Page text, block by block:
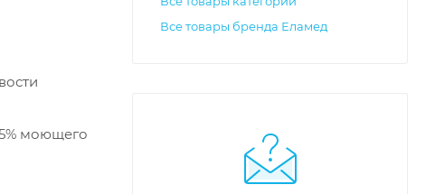
моющего
Все товары бренда Еламед